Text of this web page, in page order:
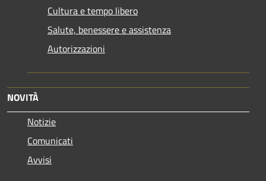
Cultura e tempo libero
Salute, benessere e assistenza
Autorizzazioni
NOVITÀ
Notizie
Comunicati
Avvisi